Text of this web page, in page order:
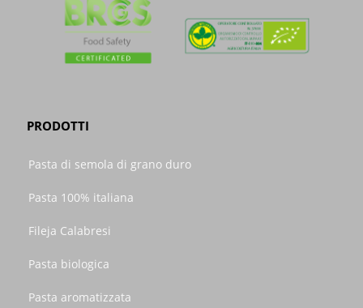
PRODOTTI
Pasta di semola di grano duro
Pasta 100% italiana
Fileja Calabresi
Pasta biologica
Pasta aromatizzata